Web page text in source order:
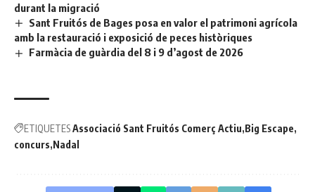
durant la migració
Sant Fruitós de Bages posa en valor el patrimoni agrícola
amb la restauració i exposició de peces històriques
Farmàcia de guàrdia del 8 i 9 d’agost de 2026
ETIQUETESAssociació Sant Fruitós Comerç Actiu Big Escape
concurs Nadal